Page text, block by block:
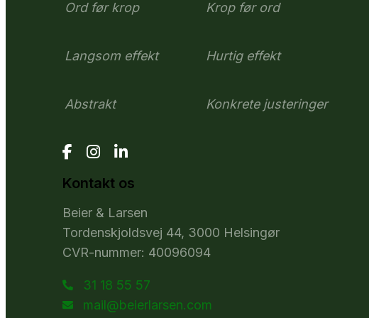
Ord før krop Krop før ord
Langsom effekt Hurtig effekt
Abstrakt Konkrete justeringer
Kontakt os
Beier & Larsen
Tordenskjoldsvej 44, 3000 Helsingør
CVR-nummer: 40096094
31 18 55 57
mail@beierlarsen.com